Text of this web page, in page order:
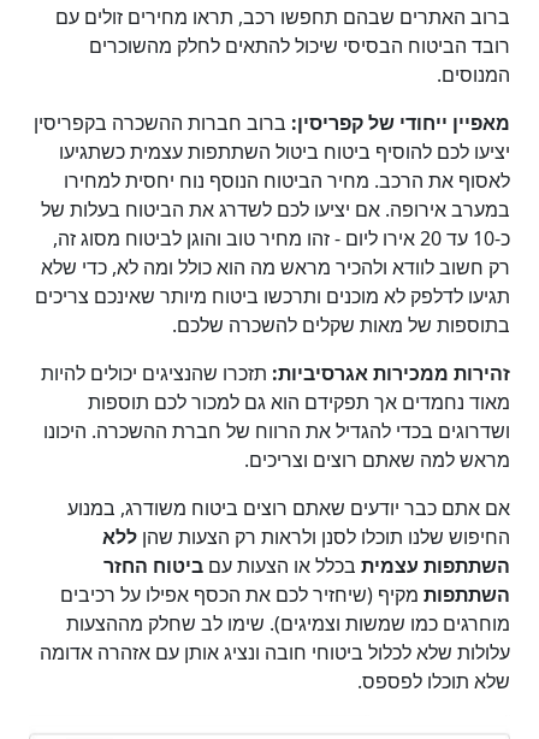
ברוב האתרים שבהם תחפשו רכב, תראו מחירים זולים עם
רובד הביטוח הבסיסי שיכול להתאים לחלק מהשוכרים
המנוסים.
מאפיין ייחודי של קפריסין: ברוב חברות ההשכרה בקפריסין
יציעו לכם להוסיף ביטוח ביטול השתתפות עצמית כשתגיעו
לאסוף את הרכב. מחיר הביטוח הנוסף נוח יחסית למחירו
במערב אירופה. אם יציעו לכם לשדרג את הביטוח בעלות של
כ-10 עד 20 אירו ליום - זהו מחיר טוב והוגן לביטוח מסוג זה,
רק חשוב לוודא ולהכיר מראש מה הוא כולל ומה לא, כדי שלא
תגיעו לדלפק לא מוכנים ותרכשו ביטוח מיותר שאינכם צריכים
בתוספות של מאות שקלים להשכרה שלכם.
זהירות ממכירות אגרסיביות: תזכרו שהנציגים יכולים להיות
מאוד נחמדים אך תפקידם הוא גם למכור לכם תוספות
ושדרוגים בכדי להגדיל את הרווח של חברת ההשכרה. היכונו
מראש למה שאתם רוצים וצריכים.
אם אתם כבר יודעים שאתם רוצים ביטוח משודרג, במנוע
החיפוש שלנו תוכלו לסנן ולראות רק הצעות שהן ללא
השתתפות עצמית בכלל או הצעות עם ביטוח החזר
השתתפות מקיף (שיחזיר לכם את הכסף אפילו על רכיבים
מוחרגים כמו שמשות וצמיגים). שימו לב שחלק מההצעות
עלולות שלא לכלול ביטוחי חובה ונציג אותן עם אזהרה אדומה
שלא תוכלו לפספס.